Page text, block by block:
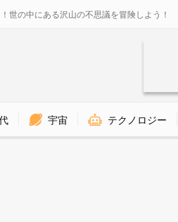
世の中にある沢山の不思議を冒険しよう！
宇宙 テクノロジー